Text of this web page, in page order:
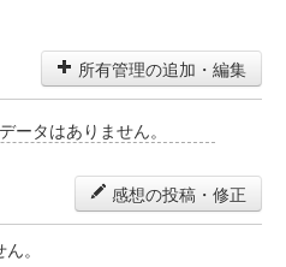
所有管理の追加・編集
ータはありません。
感想の投稿・修正
。